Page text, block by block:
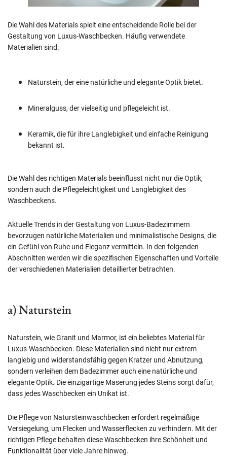
Die Wahl des Materials spielt eine entscheidende Rolle bei der
Gestaltung von Luxus-Waschbecken. Häufig verwendete
Materialien sind:
Naturstein, der eine natürliche und elegante Optik bietet.
Mineralguss, der vielseitig und pflegeleicht ist.
Keramik, die für ihre Langlebigkeit und einfache Reinigung
bekannt ist.
Die Wahl des richtigen Materials beeinflusst nicht nur die Optik,
sondern auch die Pflegeleichtigkeit und Langlebigkeit des
Waschbeckens.
Aktuelle Trends in der Gestaltung von Luxus-Badezimmern
bevorzugen natürliche Materialien und minimalistische Designs, die
ein Gefühl von Ruhe und Eleganz vermitteln. In den folgenden
Abschnitten werden wir die spezifischen Eigenschaften und Vorteile
der verschiedenen Materialien detaillierter betrachten.
a) Naturstein
Naturstein, wie Granit und Marmor, ist ein beliebtes Material für
Luxus-Waschbecken. Diese Materialien sind nicht nur extrem
langlebig und widerstandsfähig gegen Kratzer und Abnutzung,
sondern verleihen dem Badezimmer auch eine natürliche und
elegante Optik. Die einzigartige Maserung jedes Steins sorgt dafür,
dass jedes Waschbecken ein Unikat ist.
Die Pflege von Natursteinwaschbecken erfordert regelmäßige
Versiegelung, um Flecken und Wasserflecken zu verhindern. Mit der
richtigen Pflege behalten diese Waschbecken ihre Schönheit und
Funktionalität über viele Jahre hinweg.